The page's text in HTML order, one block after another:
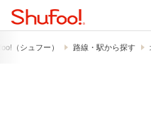
（シュフー） 路線・駅から探す